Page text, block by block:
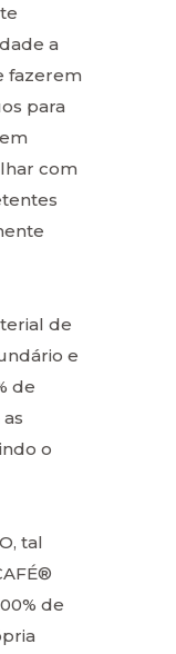
a
fazerem
para
com
de
e
de
o
tal
de